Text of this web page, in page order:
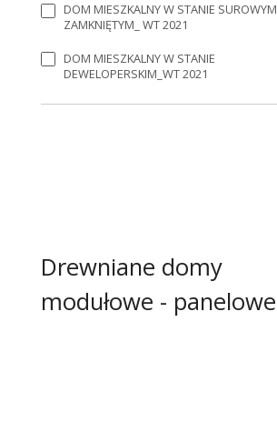
DOM MIESZKALNY W STANIE SUROWYM
ZAMKNIĘTYM_ WT 2021
DOM MIESZKALNY W STANIE
DEWELOPERSKIM_WT 2021
Drewniane domy
modułowe - panelowe